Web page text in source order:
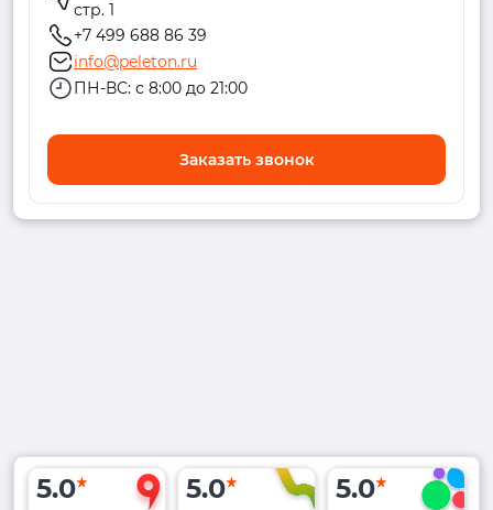
стр. 1
+7 499 688 86 39
info@peleton.ru
ПН-ВС: с 8:00 до 21:00
Заказать звонок
5.0 5.0 5.0